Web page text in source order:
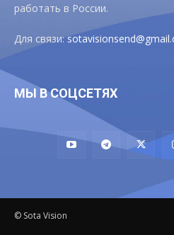
работать в России.
Для связи:
МЫ В СОЦСЕТЯХ
© Sota Vision